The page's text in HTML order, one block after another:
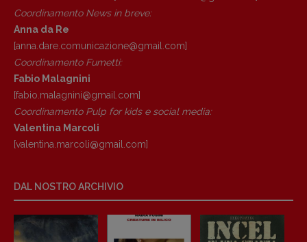
Coordinamento News in breve:
Anna da Re
[anna.dare.comunicazione@gmail. com]
Coordinamento Fumetti:
Fabio Malagnini
[fabio.malagnini@gmail. com]
Coordinamento Pulp for kids e social media:
Valentina Marcoli
[valentina.marcoli@gmail. com]
DAL NOSTRO ARCHIVIO